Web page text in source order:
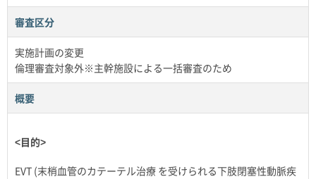
審査区分
実施計画の変更
倫理審査対象外※主幹施設による一括審査のため
概要
<目的>
EVT (末梢血管のカテーテル治療 を受けられる下肢閉塞性動脈疾